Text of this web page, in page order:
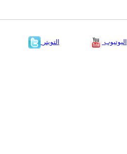
التويتر اليوتيوب